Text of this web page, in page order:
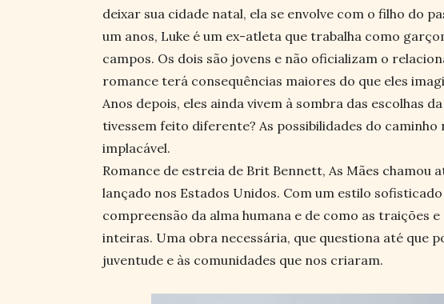
deixar sua cidade natal, ela se envolve com o filho do
um anos, Luke é um ex-atleta que trabalha como
campos. Os dois são jovens e não oficializam o
romance terá consequências maiores do que eles
Anos depois, eles ainda vivem à sombra das escolhas
tivessem feito diferente? As possibilidades do
implacável.
Romance de estreia de Brit Bennett, As Mães
lançado nos Estados Unidos. Com um estilo
compreensão da alma humana e de como as traições
inteiras. Uma obra necessária, que questiona até que
juventude e às comunidades que nos criaram.